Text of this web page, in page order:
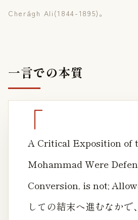
Cherágh Ali(1844-1895)。
一言での本質
A Critical Exposition of
Mohammad Were
Conversion, is not;
しての結末へ進むなか